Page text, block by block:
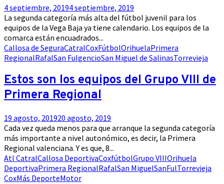
4 septiembre, 20194 septiembre, 2019
La segunda categoría más alta del fútbol juvenil para los
equipos de la Vega Baja ya tiene calendario. Los equipos de la
comarca están encuadrados...
Callosa de SeguraCatralCoxFútbolOrihuelaPrimera
RegionalRafalSan FulgencioSan Miguel de SalinasTorrevieja
Estos son los equipos del Grupo VIII de
Primera Regional
19 agosto, 201920 agosto, 2019
Cada vez queda menos para que arranque la segunda categoría
más importante a nivel autonómico, es decir, la Primera
Regional valenciana. Y es que, 8...
Atl CatralCallosa DeportivaCoxfútbolGrupo VIIIOrihuela
DeportivaPrimera RegionalRafalSan MiguelSanFulTorrevieja
CoxMás DeporteMotor